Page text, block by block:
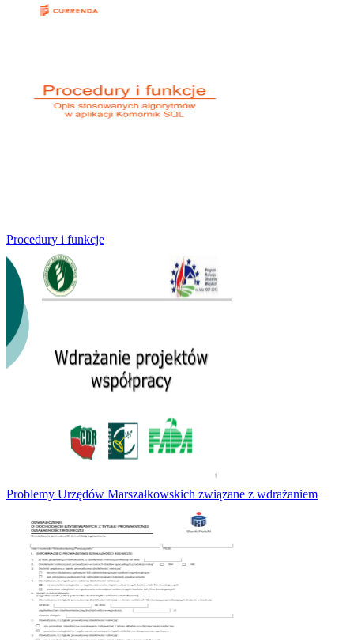
Procedury i funkcje
Problemy Urzędów Marszałkowskich związane z wdrażaniem